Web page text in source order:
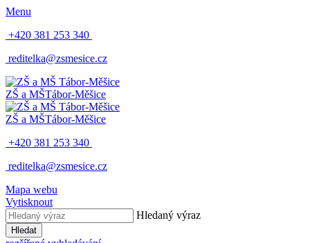
Menu
+420 381 253 340
reditelka@zsmesice.cz
ZŠ a MŠTábor-Měšice
ZŠ a MŠTábor-Měšice
+420 381 253 340
reditelka@zsmesice.cz
Mapa webu
Vytisknout
Hledaný výraz
Hledat